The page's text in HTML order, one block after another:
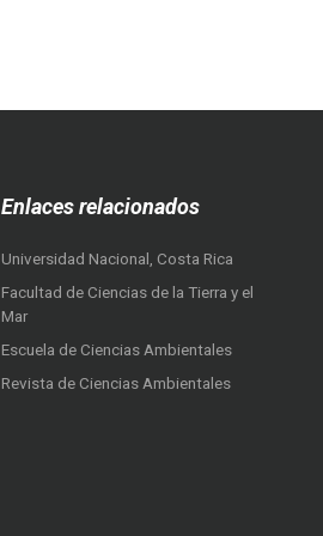
Enlaces relacionados
Universidad Nacional, Costa Rica
Facultad de Ciencias de la Tierra y el
Mar
Escuela de Ciencias Ambientales
Revista de Ciencias Ambientales